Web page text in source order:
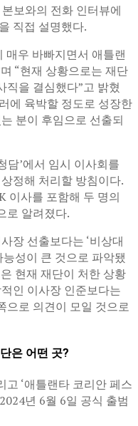
보와의 전화 인터뷰에
직접 설명했다.
매우 바빠지면서 애틀랜
“현재 상황으로는 재단
직을 결심했다”고 밝혔
에 육박할 정도로 성장한
분이 후임으로 선출되
담’에서 임시 이사회를
정해 처리할 방침이다.
이사를 포함해 두 명의
로 알려졌다.
장 선출보다는 ‘비상대
성이 큰 것으로 파악됐
현재 재단이 처한 상황
인 이사장 인준보다는
으로 의견이 모일 것으로
은 어떤 곳?
‘애틀랜타 코리안 페스
년 6월 6일 공식 출범